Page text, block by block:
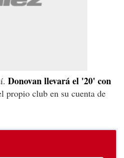
Donovan llevará el '20' con
propio club en su cuenta de